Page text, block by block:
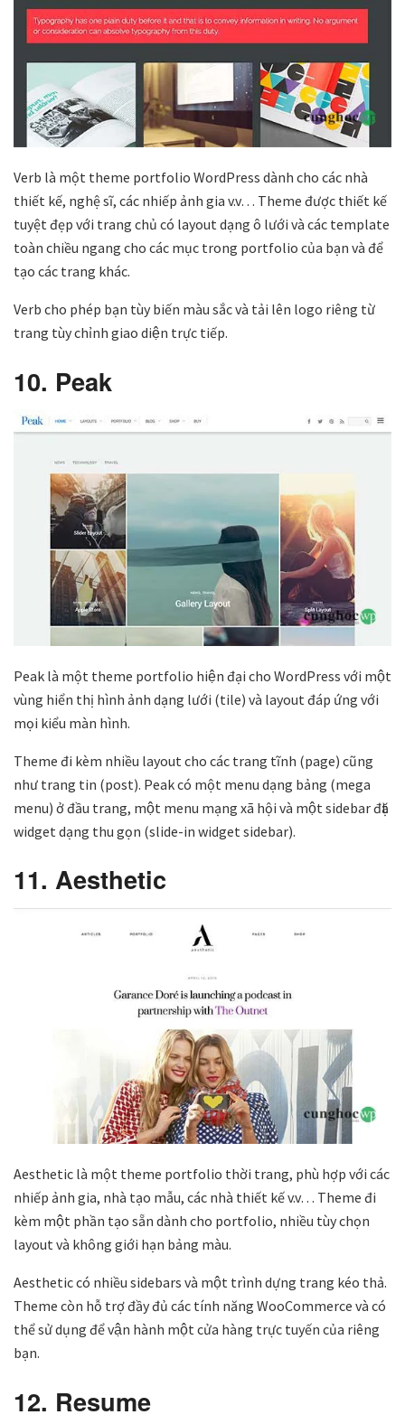
Verb là một theme portfolio WordPress dành cho các nhà
thiết kế, nghệ sĩ, các nhiếp ảnh gia v.v… Theme được thiết kế
tuyệt đẹp với trang chủ có layout dạng ô lưới và các template
toàn chiều ngang cho các mục trong portfolio của bạn và để
tạo các trang khác.
Verb cho phép bạn tùy biến màu sắc và tải lên logo riêng từ
trang tùy chỉnh giao diện trực tiếp.
10. Peak
Peak là một theme portfolio hiện đại cho WordPress với một
vùng hiển thị hình ảnh dạng lưới (tile) và layout đáp ứng với
mọi kiểu màn hình.
Theme đi kèm nhiều layout cho các trang tĩnh (page) cũng
như trang tin (post). Peak có một menu dạng bảng (mega
menu) ở đầu trang, một menu mạng xã hội và một sidebar đặt
widget dạng thu gọn (slide-in widget sidebar).
11. Aesthetic
Aesthetic là một theme portfolio thời trang, phù hợp với các
nhiếp ảnh gia, nhà tạo mẫu, các nhà thiết kế v.v… Theme đi
kèm một phần tạo sẵn dành cho portfolio, nhiều tùy chọn
layout và không giới hạn bảng màu.
Aesthetic có nhiều sidebars và một trình dựng trang kéo thả.
Theme còn hỗ trợ đầy đủ các tính năng WooCommerce và có
thể sử dụng để vận hành một cửa hàng trực tuyến của riêng
bạn.
12. Resume